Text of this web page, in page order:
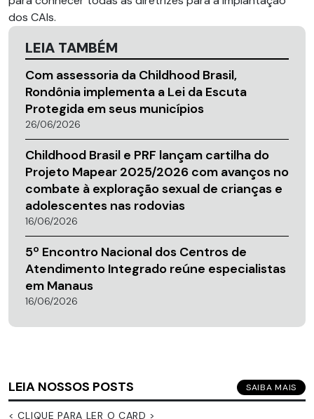
dos CAIs.
LEIA TAMBÉM
Com assessoria da Childhood Brasil,
Rondônia implementa a Lei da Escuta
Protegida em seus municípios
26/06/2026
Childhood Brasil e PRF lançam cartilha do
Projeto Mapear 2025/2026 com avanços no
combate à exploração sexual de crianças e
adolescentes nas rodovias
16/06/2026
5º Encontro Nacional dos Centros de
Atendimento Integrado reúne especialistas
em Manaus
16/06/2026
LEIA NOSSOS POSTS SAIBA MAIS
< CLIQUE PARA LER O CARD >